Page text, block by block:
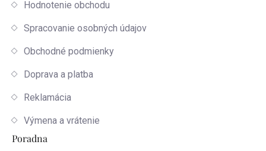
Hodnotenie obchodu
Spracovanie osobných údajov
Obchodné podmienky
Doprava a platba
Reklamácia
Výmena a vrátenie
Poradna